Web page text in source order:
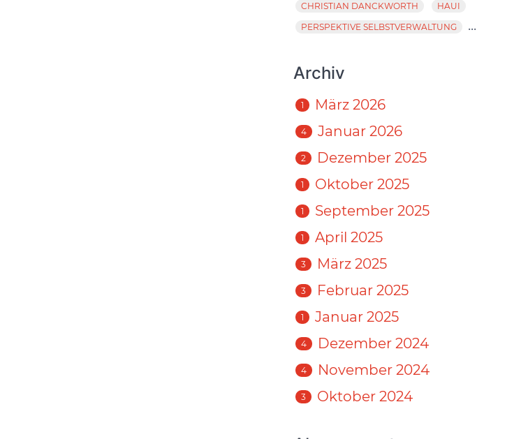
CHRISTIAN DANCKWORTH
HAUI
PERSPEKTIVE SELBSTVERWALTUNG
...
Archiv
1 März 2026
4 Januar 2026
2 Dezember 2025
1 Oktober 2025
1 September 2025
1 April 2025
3 März 2025
3 Februar 2025
1 Januar 2025
4 Dezember 2024
4 November 2024
3 Oktober 2024